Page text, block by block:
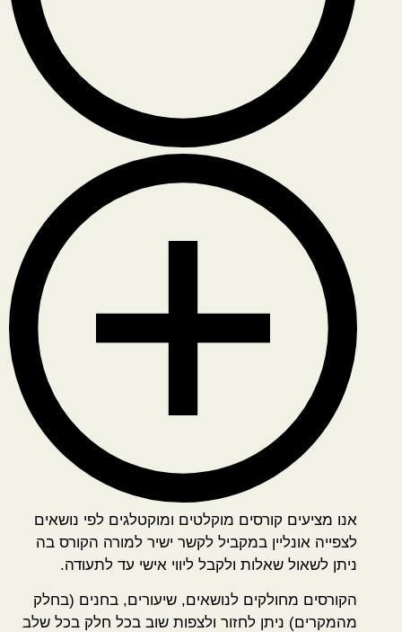
אנו מציעים קורסים מוקלטים ומוקטלגים לפי נושאים
לצפייה אונליין במקביל לקשר ישיר למורה הקורס בה
ניתן לשאול שאלות ולקבל ליווי אישי עד לתעודה.
הקורסים מחולקים לנושאים, שיעורים, בחנים (בחלק
מהמקרים) ניתן לחזור ולצפות שוב בכל חלק בכל שלב